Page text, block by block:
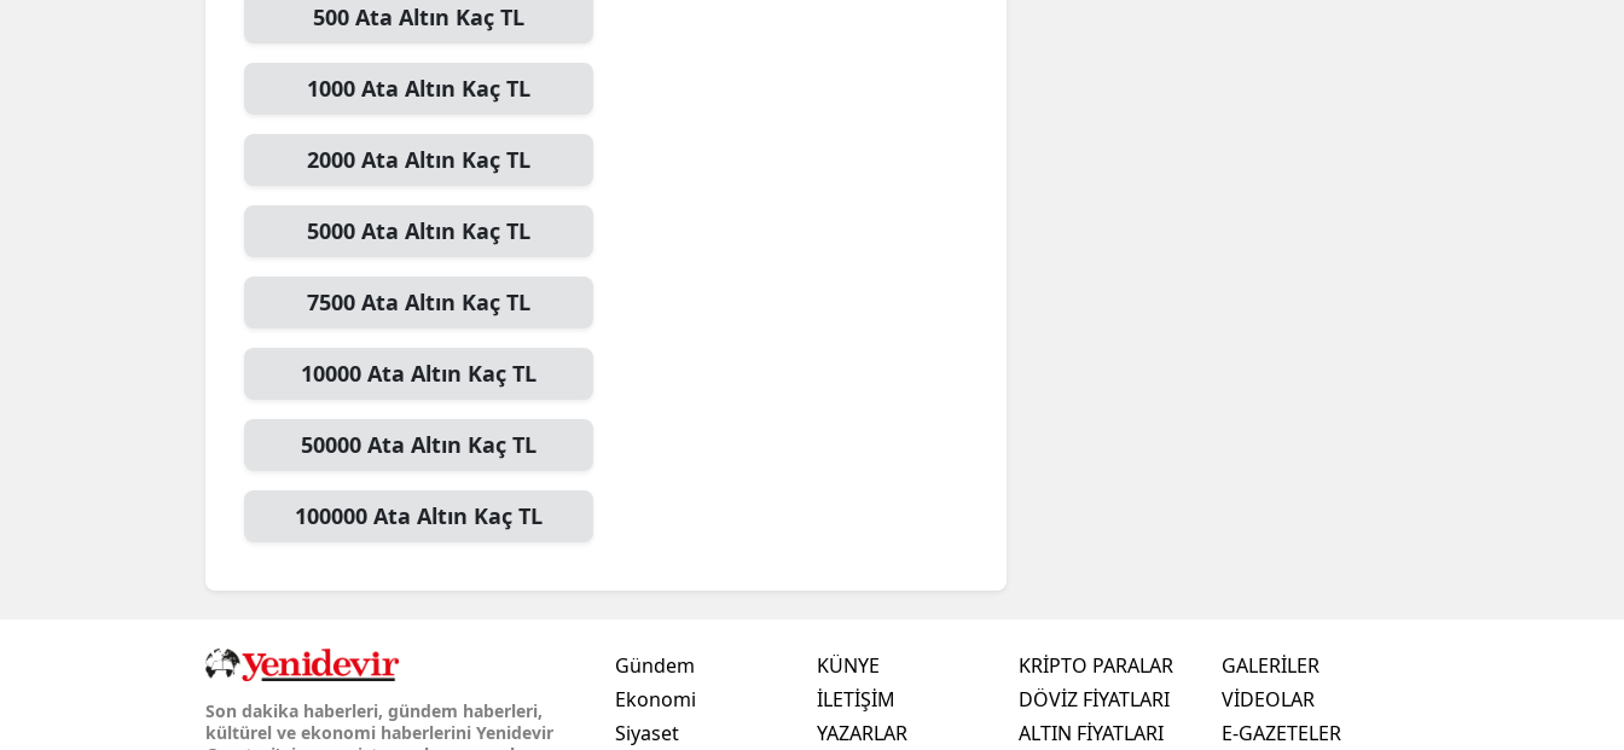
500Ata Altın Kaç TL
1000Ata Altın Kaç TL
2000Ata Altın Kaç TL
5000Ata Altın Kaç TL
7500Ata Altın Kaç TL
10000Ata Altın Kaç TL
50000Ata Altın Kaç TL
100000Ata Altın Kaç TL
Son dakika haberleri, gündem haberleri,
kültürel ve ekonomi haberlerini Yenidevir
Gündem
Ekonomi
Siyaset
KÜNYE
İLETİŞİM
YAZARLAR
KRİPTO PARALAR
DÖVİZ FİYATLARI
ALTIN FİYATLARI
GALERİLER
VİDEOLAR
E-GAZETELER